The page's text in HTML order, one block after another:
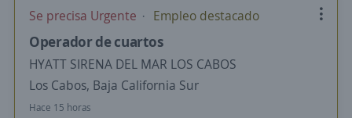
Se precisa Urgente Empleo destacado
Operador de cuartos
HYATT SIRENA DEL MAR LOS CABOS
Los Cabos, Baja California Sur
Hace 15 horas